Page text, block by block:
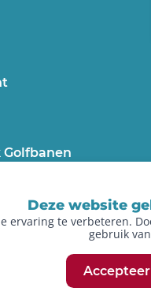
Golfbanen
Deze website
ervaring te verbeteren.
gebruik